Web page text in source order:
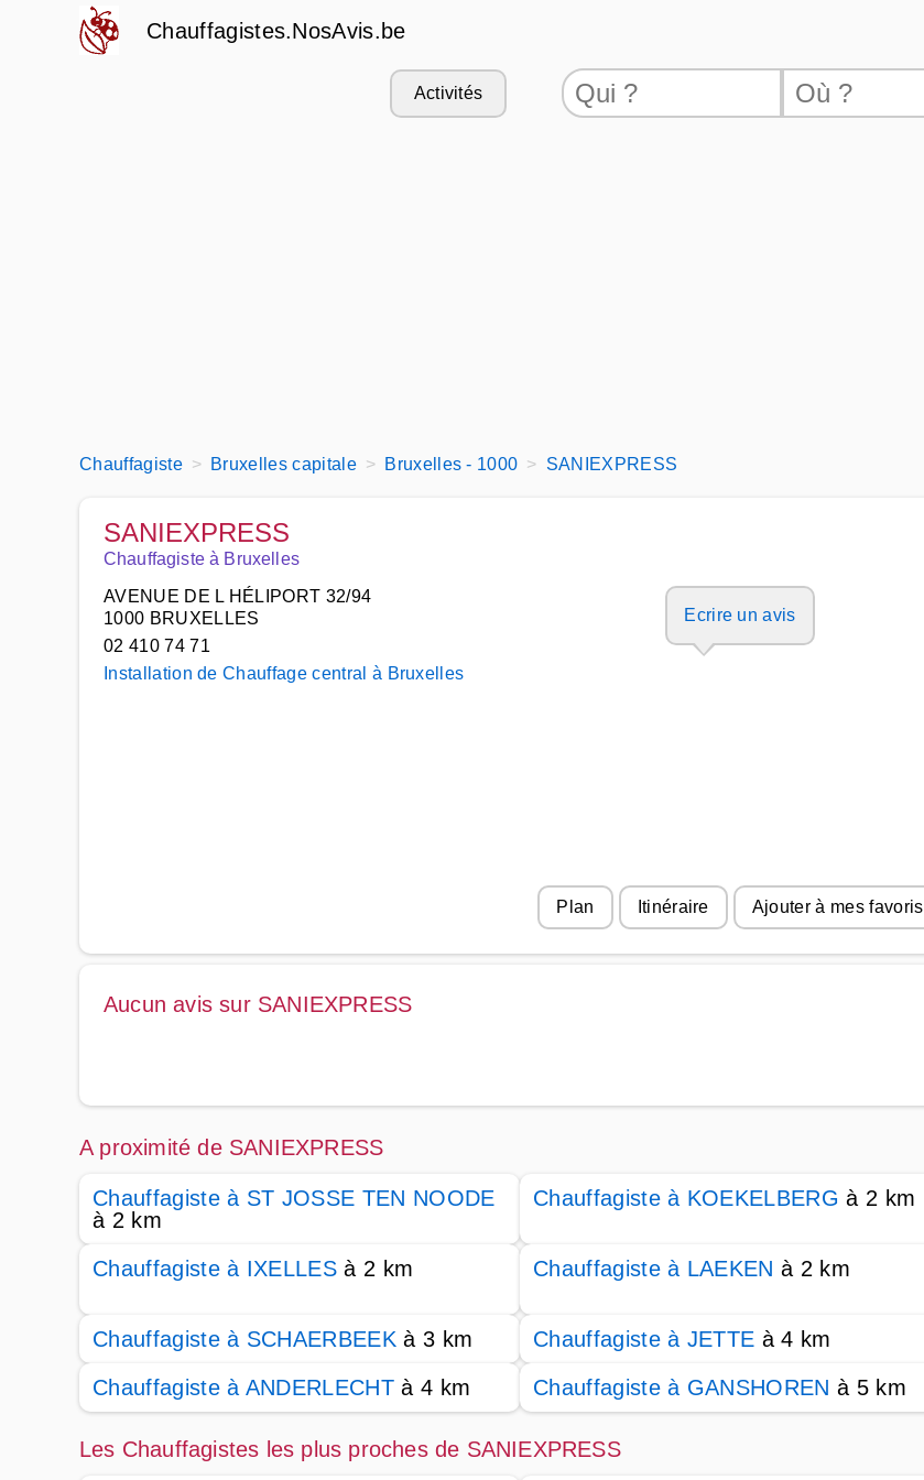
Chauffagistes.NosAvis.be
Activités
Chauffagiste Bruxelles capitale Bruxelles - 1000 SANIEXPRESS
SANIEXPRESS
Chauffagiste à Bruxelles
AVENUE DE L HÉLIPORT 32/94
1000 BRUXELLES
02 410 74 71
Installation de Chauffage central à Bruxelles
Ecrire un avis
Plan Itinéraire Ajouter à mes favoris
Aucun avis sur SANIEXPRESS
A proximité de SANIEXPRESS
Chauffagiste à ST JOSSE TEN NOODE
à 2 km
Chauffagiste à KOEKELBERG à 2 km
Chauffagiste à IXELLES à 2 km Chauffagiste à LAEKEN à 2 km
Chauffagiste à SCHAERBEEK à 3 km Chauffagiste à JETTE à 4 km
Chauffagiste à ANDERLECHT à 4 km Chauffagiste à GANSHOREN à 5 km
Les Chauffagistes les plus proches de SANIEXPRESS